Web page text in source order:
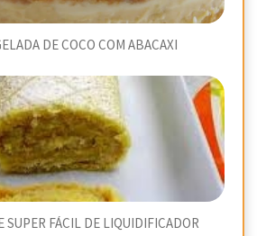
DE COCO COM ABACAXI
SUPER FÁCIL DE LIQUIDIFICADOR